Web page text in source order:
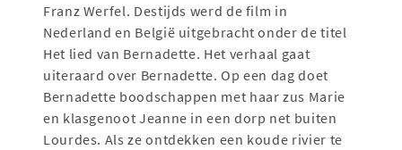
Franz Werfel. Destijds werd de film in
Nederland en België uitgebracht onder de titel
Het lied van Bernadette. Het verhaal gaat
uiteraard over Bernadette. Op een dag doet
Bernadette boodschappen met haar zus Marie
en klasgenoot Jeanne in een dorp net buiten
Lourdes. Als ze ontdekken een koude rivier te